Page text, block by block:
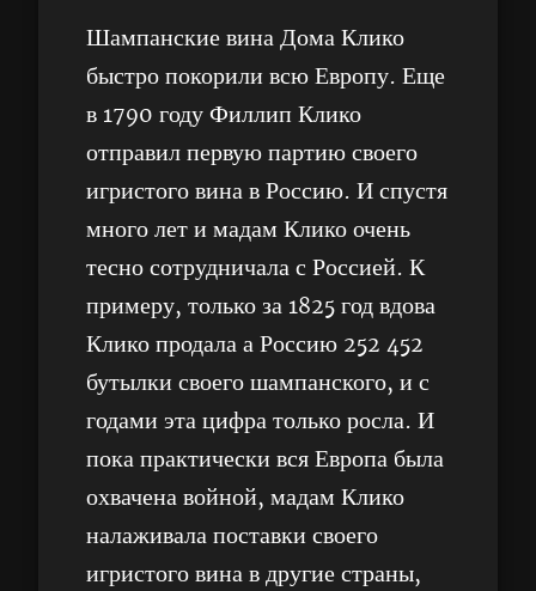
Шампанские вина Дома Клико
быстро покорили всю Европу. Еще
в 1790 году Филлип Клико
отправил первую партию своего
игристого вина в Россию. И спустя
много лет и мадам Клико очень
тесно сотрудничала с Россией. К
примеру, только за 1825 год вдова
Клико продала а Россию 252 452
бутылки своего шампанского, и с
годами эта цифра только росла. И
пока практически вся Европа была
охвачена войной, мадам Клико
налаживала поставки своего
игристого вина в другие страны,